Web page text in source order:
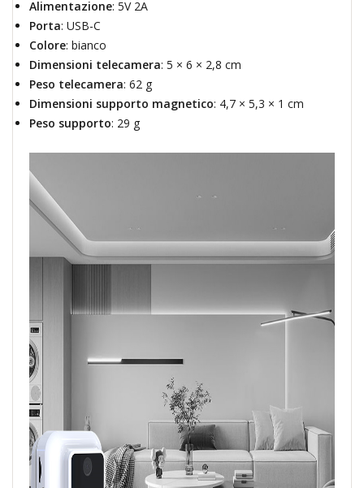
Alimentazione: 5V 2A
Porta: USB-C
Colore: bianco
Dimensioni telecamera: 5 × 6 × 2,8 cm
Peso telecamera: 62 g
Dimensioni supporto magnetico: 4,7 × 5,3 × 1 cm
Peso supporto: 29 g